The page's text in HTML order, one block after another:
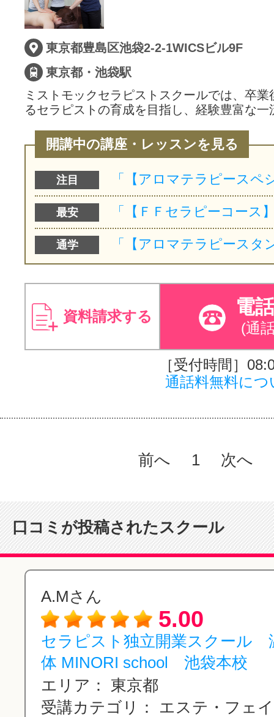
東京都豊島区池袋2-2-1WICSビル9F
東京都・池袋駅
ミストモックセラピストスクールでは、卒
るセラピストの育成を目指し、経験豊富な
開講中の講座・レッスンを見る
注目
最安
通学
資料請求する 電
(通
［受付時間］
通話料無料につ
前へ 1 次へ
口コミが投稿されたスクール
A.Mさん
5.00
セラピスト独立開業スクール
体 MINORI school 池袋本校
エリア：
東京都
受講カテゴリ：
エステ・フェ